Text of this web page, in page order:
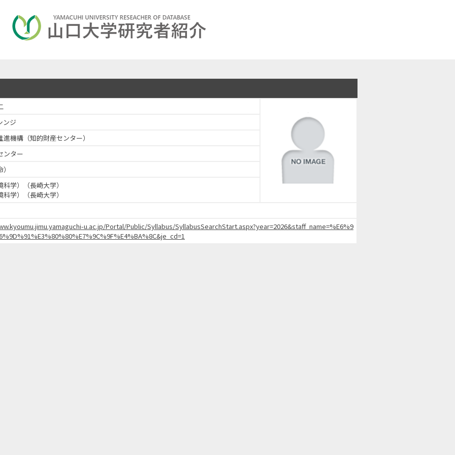
ジ
進機構（知的財産センター）
ンター
学）（長崎大学）
学）（長崎大学）
u.ac.jp/Portal/Public/Syllabus/SyllabusSearchStart.aspx?year=2026&staff_name=%E6%9